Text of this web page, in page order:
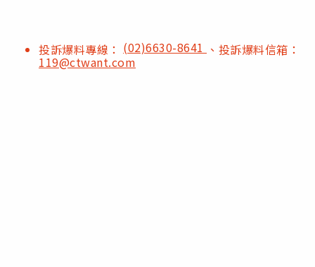
投訴爆料專線： (02)6630-8641 、投訴爆料信箱：
119@ctwant.com